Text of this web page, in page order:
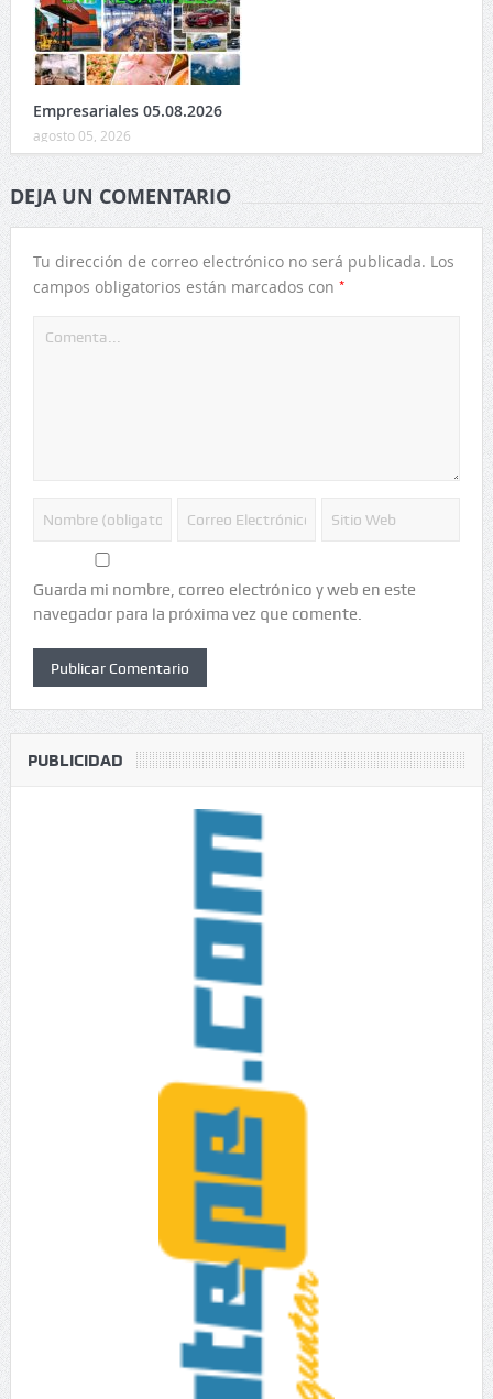
Empresariales 05.08.2026
agosto 05, 2026
DEJA UN COMENTARIO
Tu dirección de correo electrónico no será publicada. Los
campos obligatorios están marcados con *
Guarda mi nombre, correo electrónico y web en este
navegador para la próxima vez que comente.
PUBLICIDAD